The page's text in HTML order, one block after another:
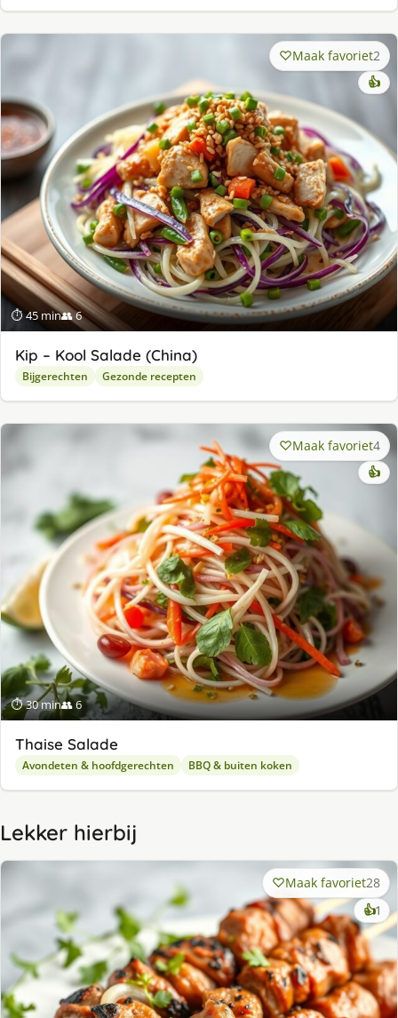
⏱ 45 min👥 6
Maak favoriet2
👍
Kip – Kool Salade (China)
Bijgerechten Gezonde recepten
⏱ 30 min👥 6
Maak favoriet4
👍
Thaise Salade
Avondeten & hoofdgerechten BBQ & buiten koken
Lekker hierbij
Maak favoriet28
👍1